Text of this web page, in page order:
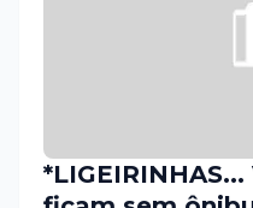
*LIGEIRINHAS... VÍDEO: Estudantes